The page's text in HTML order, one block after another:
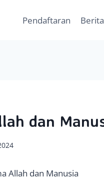
Pendaftaran
dan
Allah dan Manusia